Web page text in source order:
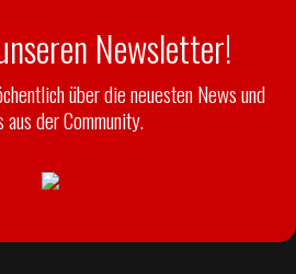
Newsletter!
über die neuesten News und
aus der Community.